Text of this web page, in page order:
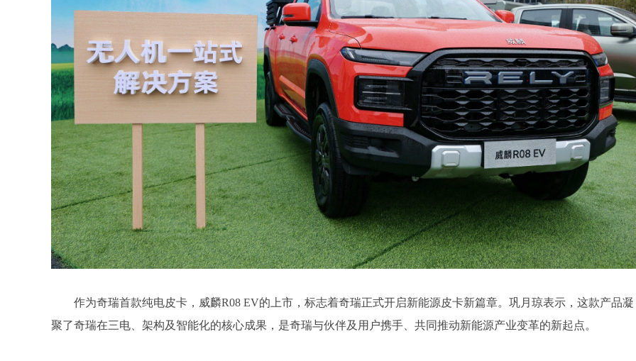
作为奇瑞首款纯电皮卡，威麟R08 EV的上市，标志着奇瑞正式开启新能源皮卡新篇章。巩月琼表示，这款产品凝
聚了奇瑞在三电、架构及智能化的核心成果，是奇瑞与伙伴及用户携手、共同推动新能源产业变革的新起点。